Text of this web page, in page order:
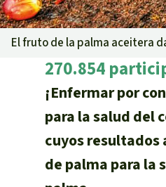
El fruto de la palma aceitera
270.854
¡Enfermar por
para la salud del
cuyos resultados
de palma para la